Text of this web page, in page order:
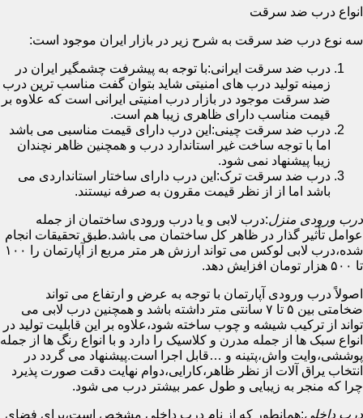
انواع درب ضد سرقت
سه نوع درب ضد سرقت به شرح زیر در بازار ایران موجود است:
درب ضد سرقت ایرانی:با توجه به پیشرفت چشمگیر ایران در
زمینه تولید درب های امنیتی شاید بتوان گفت مناسب ترین درب
ضد سرقت موجود در بازار درب امنیتی ایرانی است که علاوه بر
قیمت مناسب دارای ظاهری زیبا هم است.
درب ضد سرقت چینی:این درب دارای قیمت مناسبی می باشد
اما با توجه ساخت غیر استاندارد درب و همچنین ظاهر نچندان
زیبا پیشنهاد نمی شود.
درب ضد سرقت ترک:این درب دارای ساختار استانداردی می
باشد اما از از نظر قیمت مقرون به صرفه نیستند.
درب ورودی منزل:درب لابی و یا درب ورودی ساختمان از جمله
عوامل تأثیر گذار در ظاهر کل ساختمان می باشد.طبق تحقیقات انجام
شده،درب لابی لوکس می تواند ارزش هر متر مربع از آپارتمان را ۱۰۰
تا ۵۰۰ هزار تومان افزایش دهد.
اصولاً درب ورودی آپارتمان با توجه به عرض و ارتفاع می تواند
ضخامتی بین ۵ تا ۷ سانتی متر داشته باشد و همچنین درب لابی می
تواند از ترکیب شیشه و چوب ساخته شود،علاوه بر این قابلیت تولید در
انواع سبک ها از جمله مدرن و کلاسیک را دارد و با انواع رنگ ها از جمله
پوششی،وایت واش،پتینه و …قابل اجرا است.پیشنهاد می گردد در
انتخاب یراق آلات از نظر ظاهر،کارایی،دوام نهایت دقت صورت پذیرد
چرا که منجر به زیبایی و طول عمر بیشتر درب می شود.
درب داخلی:همانطور که از نام درب داخلی مشخص است،برای فضای